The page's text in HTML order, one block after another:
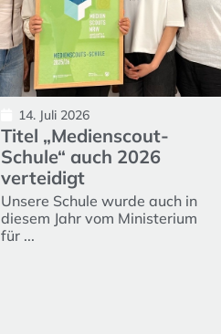
14. Juli 2026
Titel „Medienscout-
Schule“ auch 2026
verteidigt
Unsere Schule wurde auch in
diesem Jahr vom Ministerium
für ...